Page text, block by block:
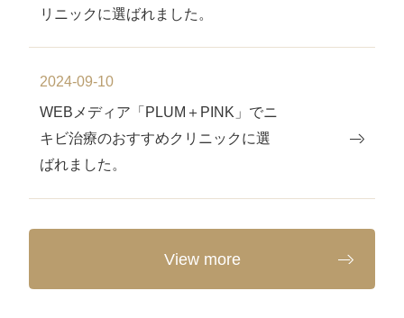
リニックに選ばれました。
2024-09-10
WEBメディア「PLUM＋PINK」でニ
キビ治療のおすすめクリニックに選
ばれました。
View more